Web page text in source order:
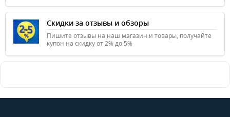
Скидки за отзывы и обзоры
Пишите отзывы на наш магазин и товары, получайте
купон на скидку от 2% до 5%